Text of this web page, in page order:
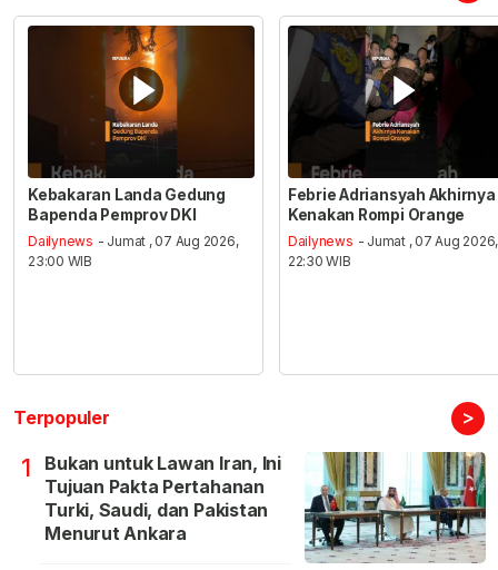
Kebakaran Landa Gedung
Bapenda Pemprov DKI
Dailynews - Jumat , 07 Aug 2026,
23:00 WIB
Febrie Adriansyah Akhirnya
Kenakan Rompi Orange
Dailynews - Jumat , 07 Aug 2026,
22:30 WIB
Terpopuler >
1
Bukan untuk Lawan Iran, Ini
Tujuan Pakta Pertahanan
Turki, Saudi, dan Pakistan
Menurut Ankara